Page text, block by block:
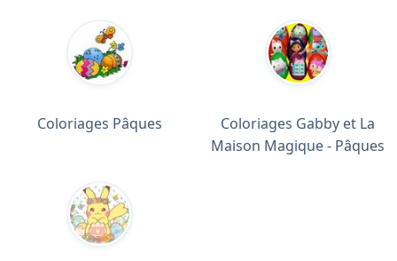
Coloriages Pâques
Coloriages Gabby et La
Maison Magique - Pâques